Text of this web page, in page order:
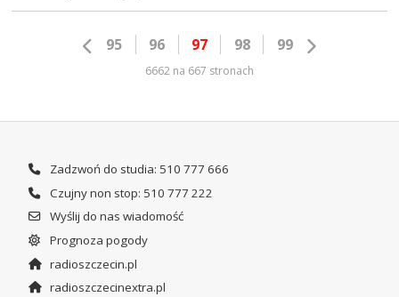
95 96 97 98 99
6662 na 667 stronach
Zadzwoń do studia: 510 777 666
Czujny non stop: 510 777 222
Wyślij do nas wiadomość
Prognoza pogody
radioszczecin.pl
radioszczecinextra.pl